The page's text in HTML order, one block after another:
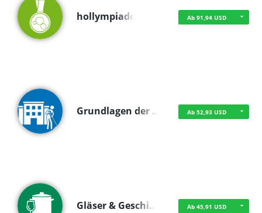
hollympiade Ab 91,94 USD
Grundlagen der … Ab 52,93 USD
Gläser & Geschi… Ab 45,91 USD